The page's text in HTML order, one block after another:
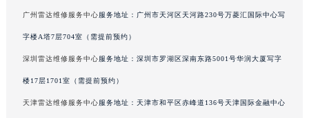
吉林省白城市洮北区明仁南街雷达售后服务中心（需提前预约）
吉林省四平市铁东区紫气大路与南九经街交汇处雷达售后服务中心（需提前预约）
广州雷达维修服务中心服务地址：广州市天河区天河路230号万菱汇国际中心写
字楼A塔7层704室（需提前预约）
深圳雷达维修服务中心服务地址：深圳市罗湖区深南东路5001号华润大厦写字
楼17层1701室（需提前预约）
天津雷达维修服务中心服务地址：天津市和平区赤峰道136号天津国际金融中心